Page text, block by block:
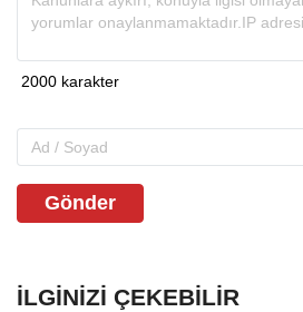
Gönder
İLGINIZI ÇEKEBILIR